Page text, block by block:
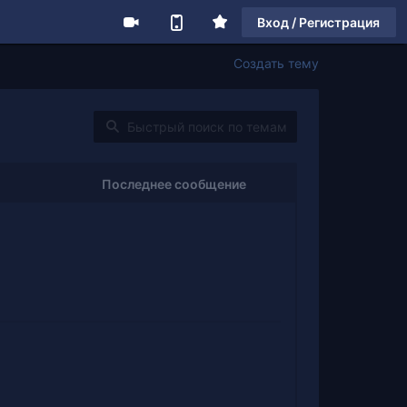
Вход / Регистрация
Создать тему
Последнее сообщение